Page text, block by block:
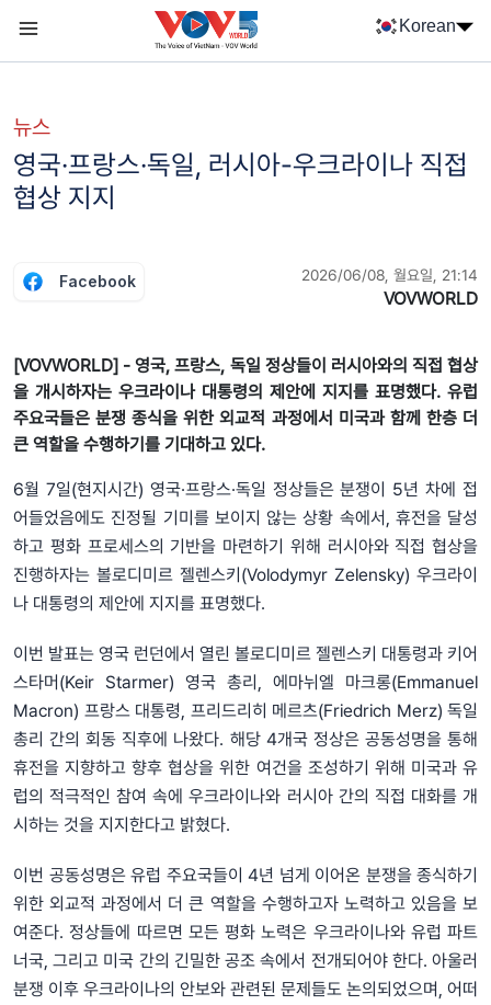
Korean
뉴스
영국·프랑스·독일, 러시아-우크라이나 직접
협상 지지
Facebook 2026/06/08, 월요일, 21:14
VOVWORLD
[VOVWORLD] - 영국, 프랑스, 독일 정상들이 러시아와의 직접 협상
을 개시하자는 우크라이나 대통령의 제안에 지지를 표명했다. 유럽
주요국들은 분쟁 종식을 위한 외교적 과정에서 미국과 함께 한층 더
큰 역할을 수행하기를 기대하고 있다.
6월 7일(현지시간) 영국·프랑스·독일 정상들은 분쟁이 5년 차에 접
어들었음에도 진정될 기미를 보이지 않는 상황 속에서, 휴전을 달성
하고 평화 프로세스의 기반을 마련하기 위해 러시아와 직접 협상을
진행하자는 볼로디미르 젤렌스키(Volodymyr Zelensky) 우크라이
나 대통령의 제안에 지지를 표명했다.
이번 발표는 영국 런던에서 열린 볼로디미르 젤렌스키 대통령과 키어
스타머(Keir Starmer) 영국 총리, 에마뉘엘 마크롱(Emmanuel
Macron) 프랑스 대통령, 프리드리히 메르츠(Friedrich Merz) 독일
총리 간의 회동 직후에 나왔다. 해당 4개국 정상은 공동성명을 통해
휴전을 지향하고 향후 협상을 위한 여건을 조성하기 위해 미국과 유
럽의 적극적인 참여 속에 우크라이나와 러시아 간의 직접 대화를 개
시하는 것을 지지한다고 밝혔다.
이번 공동성명은 유럽 주요국들이 4년 넘게 이어온 분쟁을 종식하기
위한 외교적 과정에서 더 큰 역할을 수행하고자 노력하고 있음을 보
여준다. 정상들에 따르면 모든 평화 노력은 우크라이나와 유럽 파트
너국, 그리고 미국 간의 긴밀한 공조 속에서 전개되어야 한다. 아울러
분쟁 이후 우크라이나의 안보와 관련된 문제들도 논의되었으며, 어떠